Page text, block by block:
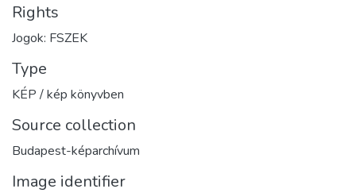
Rights
Jogok: FSZEK
Type
KÉP / kép könyvben
Source collection
Budapest-képarchívum
Image identifier